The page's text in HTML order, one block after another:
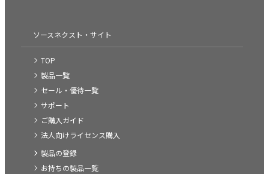
ソースネクスト・サイト
TOP
製品一覧
セール・優待一覧
サポート
ご購入ガイド
法人向けライセンス購入
製品の登録
お持ちの製品一覧